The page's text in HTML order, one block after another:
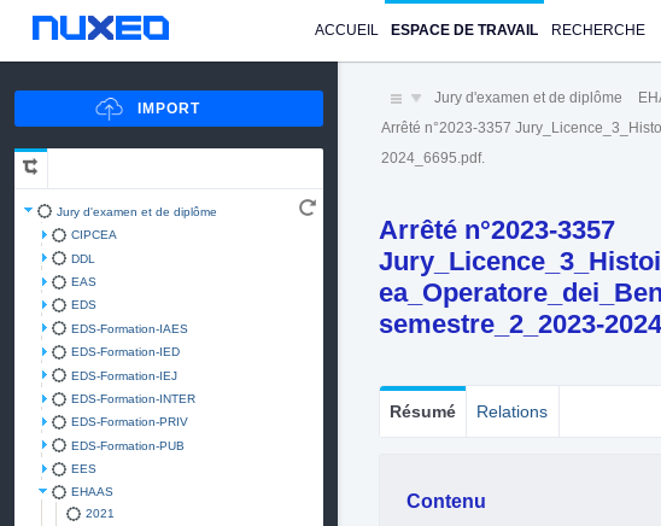
ACCUEIL ESPACE DE TRAVAIL RECHERCHE
Jury d'examen et de diplôme
CIPCEA
DDL
EAS
EDS
EDS-Formation-IAES
EDS-Formation-IED
EDS-Formation-IEJ
EDS-Formation-INTER
EDS-Formation-PRIV
EDS-Formation-PUB
EES
EHAAS
2021
Jury d'examen et de diplôme
Arrêté n°2023-3357
2024_6695.pdf.
Arrêté n°2023-3357
semestre_2_2023-
Résumé Relations
Contenu